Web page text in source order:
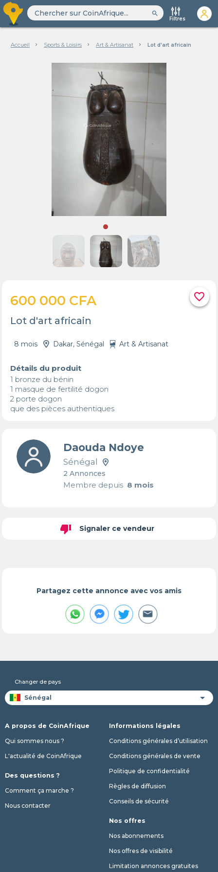
search
Filtres
Accueil Sports & Loisirs Art & Artisanat Lot d'art africain
favorite_border
600 000 CFA
Lot d'art africain
8 mois Dakar, Sénégal Art & Artisanat
Détails du produit
1 bronze du bénin
1 masque de fertilité dogon
2 porte dogon
que des pièces authentiques
Daouda Ndoye
Sénégal
2 Annonces
Membre depuis8 mois
thumb_down Signaler ce vendeur
Partagez cette annonce avec vos amis
Changer de pays
A propos de CoinAfrique
Qui sommes nous ?
L'actualité de CoinAfrique
Des questions ?
Comment ça marche ?
Nous contacter
Informations légales
Conditions générales d’utilisation
Conditions générales de vente
Politique de confidentialité
Règles de diffusion
Conseils de sécurité
Nos offres
Nos abonnements
Nos offres de visibilité
Limitation annonces gratuites